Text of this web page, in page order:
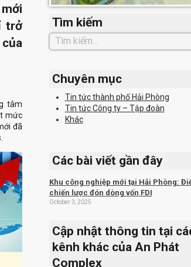
trở
mức
đã
Tìm kiếm
Chuyên mục
Tin tức thành phố Hải Phòng
Tin tức Công ty – Tập đoàn
Khác
Các bài viết gần đây
Khu công nghiệp mới tại Hải Phòng:
chiến lược đón dòng vốn FDI
October 3, 2025
Cập nhật thông tin tại
kênh khác của An Phát
Complex